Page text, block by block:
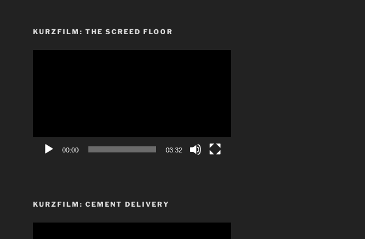
KURZFILM: THE SCREED FLOOR
00:00 03:32
KURZFILM: CEMENT DELIVERY